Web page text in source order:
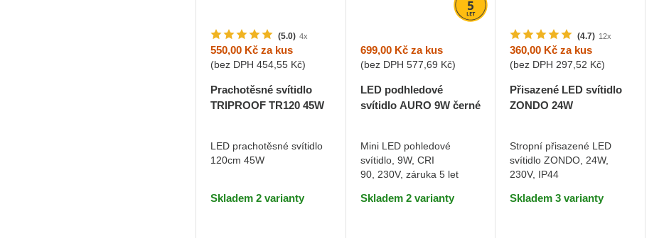
(5.0) 4x
550,00 Kč za kus
(bez DPH 454,55 Kč)
Prachotěsné svítidlo
TRIPROOF TR120 45W
LED prachotěsné svítidlo
120cm 45W
Skladem 2 varianty
DO KOŠÍKU
699,00 Kčza kus
(bez DPH 577,69 Kč)
LED podhledové
svítidlo AURO 9W černé
Mini LED pohledové
svítidlo, 9W, CRI
90, 230V, záruka 5 let
Skladem 2 varianty
DO KOŠÍKU
(4.7) 12x
360,00 Kč za kus
(bez DPH 297,52 Kč)
Přisazené LED svítidlo
ZONDO 24W
Stropní přisazené LED
svítidlo ZONDO, 24W,
230V, IP44
Skladem 3 varianty
DO KOŠÍKU